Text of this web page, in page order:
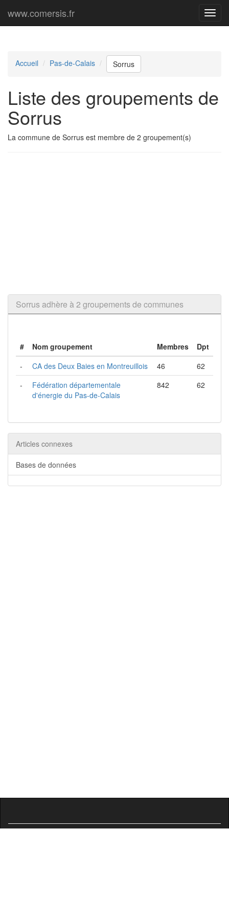
Menu
www.comersis.fr
Accueil Pas-de-Calais Sorrus
Liste des groupements de
Sorrus
La commune de Sorrus est membre de 2 groupement(s)
Sorrus adhère à 2 groupements de communes
# Nom groupement Membres
Dpt
-
CA des Deux Baies en Montreuillois 46
62
-
Fédération départementale
d'énergie du Pas-de-Calais
842 62
Articles connexes
Bases de données